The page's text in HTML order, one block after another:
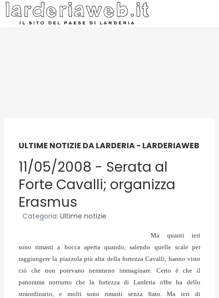
ULTIME NOTIZIE DA LARDERIA - LARDERIAWEB
11/05/2008 - Serata al
Forte Cavalli; organizza
Erasmus
Categoria: Ultime notizie
Ma quanti ieri
sono rimasti a bocca aperta quando, salendo quelle scale per
raggiungere la piazzola più alta della fortezza Cavalli, hanno visto
ciò che non potevano nemmeno immaginare. Certo è che il
panorama notturno che la fortezza di Larderia offre ha dello
straordinario, e molti sono rimasti senza fiato. Ma ieri di